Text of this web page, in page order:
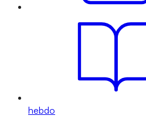
hebdo